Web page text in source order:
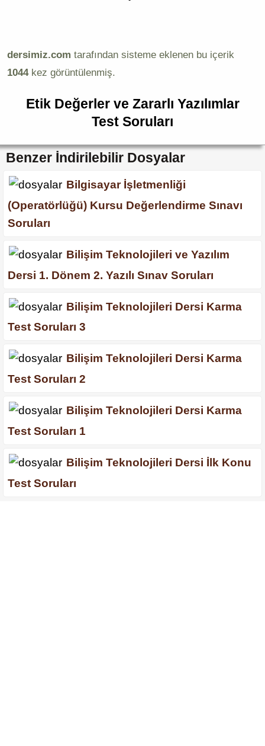
dersimiz.com tarafından sisteme eklenen bu içerik
1044kez görüntülenmiş.
Etik Değerler ve Zararlı Yazılımlar
Test Soruları
Benzer İndirilebilir Dosyalar
Bilgisayar İşletmenliği
(Operatörlüğü) Kursu Değerlendirme Sınavı
Soruları
Bilişim Teknolojileri ve Yazılım
Dersi 1. Dönem 2. Yazılı Sınav Soruları
Bilişim Teknolojileri Dersi Karma
Test Soruları 3
Bilişim Teknolojileri Dersi Karma
Test Soruları 2
Bilişim Teknolojileri Dersi Karma
Test Soruları 1
Bilişim Teknolojileri Dersi İlk Konu
Test Soruları